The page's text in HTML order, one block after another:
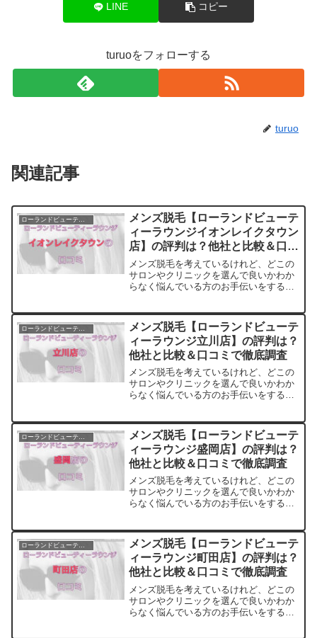
LINE コピー
turuoをフォローする
turuo
関連記事
ローランドビューティーラウンジ
メンズ脱毛【ローランドビューテ
ィーラウンジイオンレイクタウン
店】の評判は？他社と比較＆口コ
ミで徹底調査
メンズ脱毛を考えているけれど、どこの
サロンやクリニックを選んで良いかわか
らなく悩んでいる方のお手伝いをするサ
た。他のサロンやクリニックとの比較も
できます。アクセスも解説
メンズ脱毛【ローランドビューテ
ィーラウンジ立川店】の評判は？
他社と比較＆口コミで徹底調査
メンズ脱毛を考えているけれど、どこの
サロンやクリニックを選んで良いかわか
らなく悩んでいる方のお手伝いをするサ
た。他のサロンやクリニックとの比較も
できます。アクセスも解説
ローランドビューティーラウンジ
メンズ脱毛【ローランドビューテ
ィーラウンジ盛岡店】の評判は？
他社と比較＆口コミで徹底調査
メンズ脱毛を考えているけれど、どこの
サロンやクリニックを選んで良いかわか
らなく悩んでいる方のお手伝いをするサ
た。他のサロンやクリニックとの比較も
できます。アクセスも解説
ローランドビューティーラウンジ
メンズ脱毛【ローランドビューテ
ィーラウンジ町田店】の評判は？
他社と比較＆口コミで徹底調査
メンズ脱毛を考えているけれど、どこの
サロンやクリニックを選んで良いかわか
らなく悩んでいる方のお手伝いをするサ